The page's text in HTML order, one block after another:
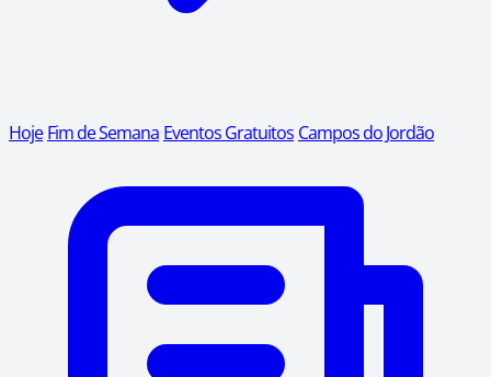
Hoje Fim de Semana Eventos Gratuitos Campos do Jordão